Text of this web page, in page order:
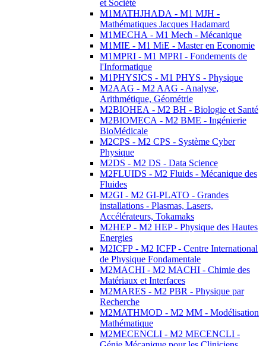
et Société
M1MATHJHADA - M1 MJH -
Mathématiques Jacques Hadamard
M1MECHA - M1 Mech - Mécanique
M1MIE - M1 MiE - Master en Economie
M1MPRI - M1 MPRI - Fondements de
l'Informatique
M1PHYSICS - M1 PHYS - Physique
M2AAG - M2 AAG - Analyse,
Arithmétique, Géométrie
M2BIOHEA - M2 BH - Biologie et Santé
M2BIOMECA - M2 BME - Ingénierie
BioMédicale
M2CPS - M2 CPS - Système Cyber
Physique
M2DS - M2 DS - Data Science
M2FLUIDS - M2 Fluids - Mécanique des
Fluides
M2GI - M2 GI-PLATO - Grandes
installations - Plasmas, Lasers,
Accélérateurs, Tokamaks
M2HEP - M2 HEP - Physique des Hautes
Energies
M2ICFP - M2 ICFP - Centre International
de Physique Fondamentale
M2MACHI - M2 MACHI - Chimie des
Matériaux et Interfaces
M2MARES - M2 PBR - Physique par
Recherche
M2MATHMOD - M2 MM - Modélisation
Mathématique
M2MECENCLI - M2 MECENCLI -